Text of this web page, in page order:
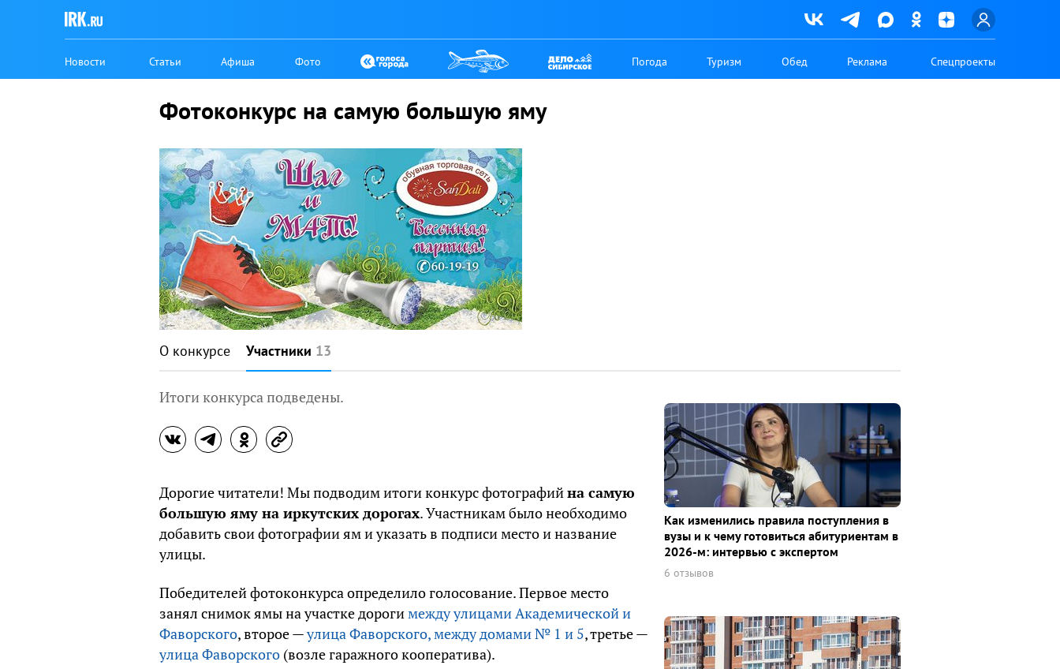
Новости Статьи Афиша Фото Погода Туризм Обед Реклама Спецпроекты
Фотоконкурс на самую большую яму
О конкурсе Участники 13
Итоги конкурса подведены.
Дорогие читатели! Мы подводим итоги конкурс фотографийна самую
большую яму на иркутских дорогах. Участникам было необходимо
добавить свои фотографии ям и указать в подписи место и название
улицы.
Победителей фотоконкурса определило голосование. Первое место
занял снимок ямы на участке дорогимежду улицами Академической и
Фаворского, второе —улица Фаворского, между домами № 1 и 5, третье —
улица Фаворского (возле гаражного кооператива).
Как изменились правила поступления в
вузы и к чему готовиться абитуриентам в
2026-м: интервью с экспертом
6 отзывов